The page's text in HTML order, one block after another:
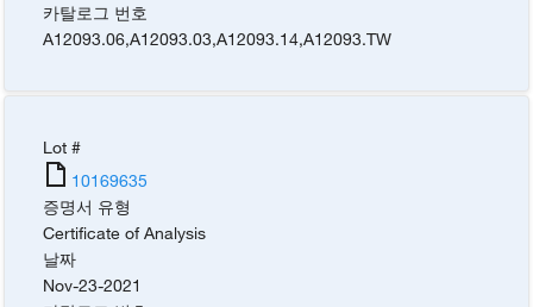
카탈로그 번호
A12093.06,A12093.03,A12093.14,A12093.TW
Lot #
10169635
증명서 유형
Certificate of Analysis
날짜
Nov-23-2021